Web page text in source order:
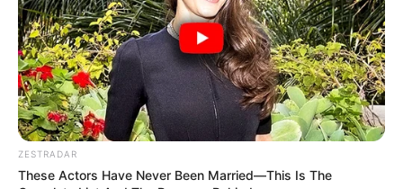
ZESTRADAR
These Actors Have Never Been Married—This Is The